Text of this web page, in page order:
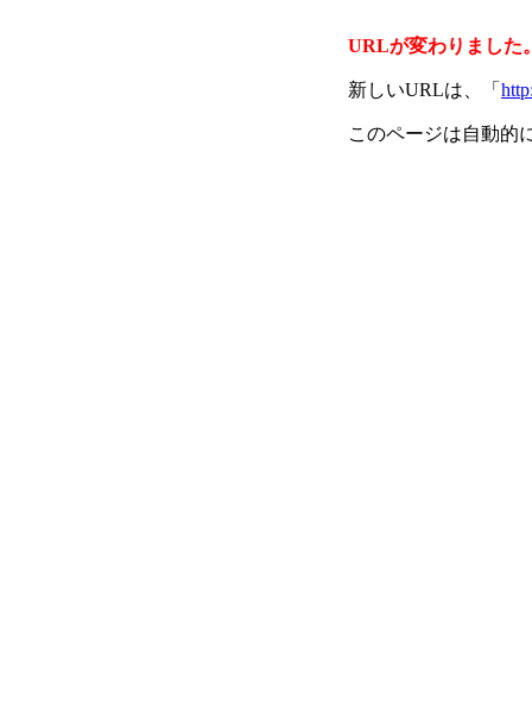
URLが変わりました
新しいURLは、「
このページは自動的